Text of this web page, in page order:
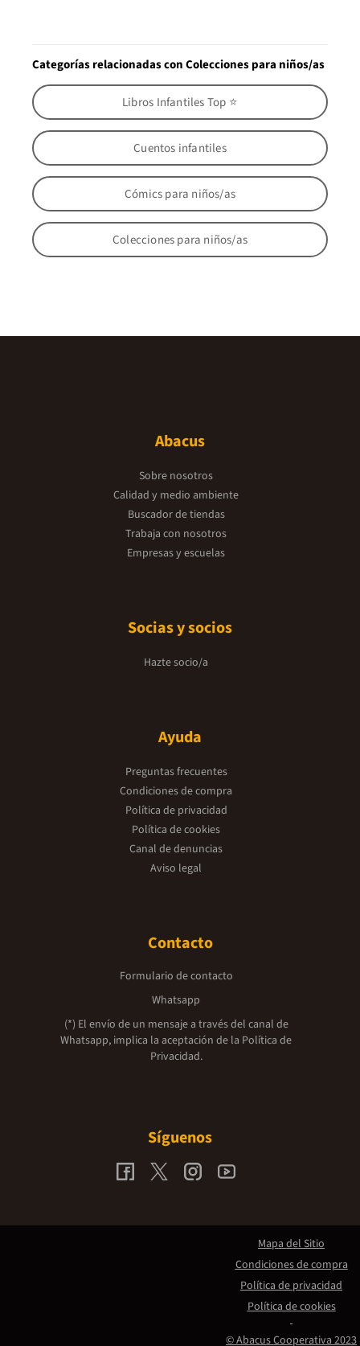
Categorías relacionadas con Colecciones para niños/as
Libros Infantiles Top ⭐
Cuentos infantiles
Cómics para niños/as
Colecciones para niños/as
Abacus
Sobre nosotros
Calidad y medio ambiente
Buscador de tiendas
Trabaja con nosotros
Empresas y escuelas
Socias y socios
Hazte socio/a
Ayuda
Preguntas frecuentes
Condiciones de compra
Política de privacidad
Política de cookies
Canal de denuncias
Aviso legal
Contacto
Formulario de contacto
Whatsapp
(*) El envío de un mensaje a través del canal de
Whatsapp, implica la aceptación de la Política de
Privacidad.
Síguenos
© Abacus Cooperativa 2023
Mapa del Sitio
Condiciones de compra
Política de privacidad
Política de cookies